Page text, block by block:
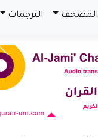
المصحف الترجمات